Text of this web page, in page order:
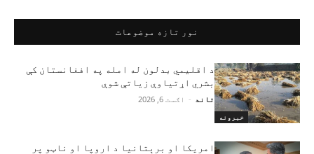
نور تازه موضوعات
خبرونه
د اقلیمي بدلون له امله په افغانستان کې
بشري اړتیاوې زیاتې شوې
تاند - اګست 6, 2026
امریکا او برېتانیا د اروپا او ناټو پر